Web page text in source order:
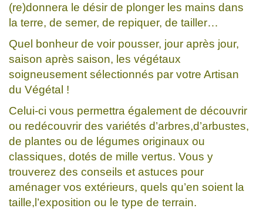
(re)donnera le désir de plonger les mains dans
la terre, de semer, de repiquer, de tailler…
Quel bonheur de voir pousser, jour après jour,
saison après saison, les végétaux
soigneusement sélectionnés par votre Artisan
du Végétal !
Celui-ci vous permettra également de découvrir
ou redécouvrir des variétés d’arbres,d’arbustes,
de plantes ou de légumes originaux ou
classiques, dotés de mille vertus. Vous y
trouverez des conseils et astuces pour
aménager vos extérieurs, quels qu’en soient la
taille,l’exposition ou le type de terrain.